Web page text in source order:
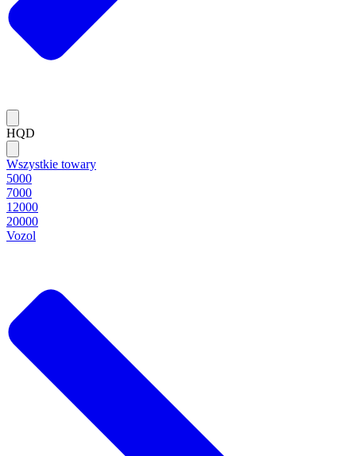
HQD
Wszystkie towary
5000
7000
12000
20000
Vozol